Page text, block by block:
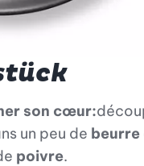
son cœur:
un peu de
poivre.